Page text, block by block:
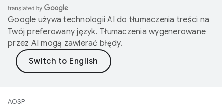
Google używa technologii AI do tłumaczenia treści na
Twój preferowany język. Tłumaczenia wygenerowane
przez AI mogą zawierać błędy.
AOSP